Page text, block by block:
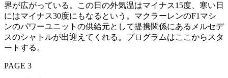
界が広がっている。この日の外気温はマイナス15度、寒い日
にはマイナス30度にもなるという。マクラーレンのF1マシ
ンのパワーユニットの供給元として提携関係にあるメルセデ
スのシャトルが出迎えてくれる。プログラムはここからスタ
ートする。
PAGE 3